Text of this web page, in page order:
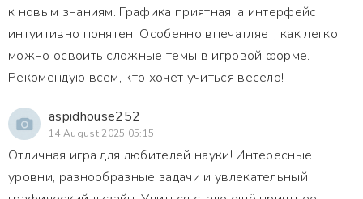
к новым знаниям. Графика приятная, а интерфейс
интуитивно понятен. Особенно впечатляет, как легко
можно освоить сложные темы в игровой форме.
Рекомендую всем, кто хочет учиться весело!
aspidhouse252
14 August 2025 05:15
Отличная игра для любителей науки! Интересные
уровни, разнообразные задачи и увлекательный